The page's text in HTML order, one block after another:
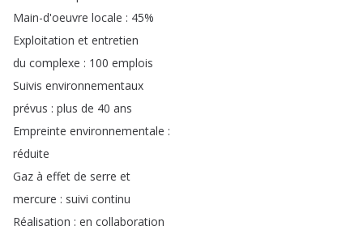
Main-d'oeuvre locale : 45%
Exploitation et entretien
du complexe : 100 emplois
Suivis environnementaux
prévus : plus de 40 ans
Empreinte environnementale :
réduite
Gaz à effet de serre et
mercure : suivi continu
Réalisation : en collaboration